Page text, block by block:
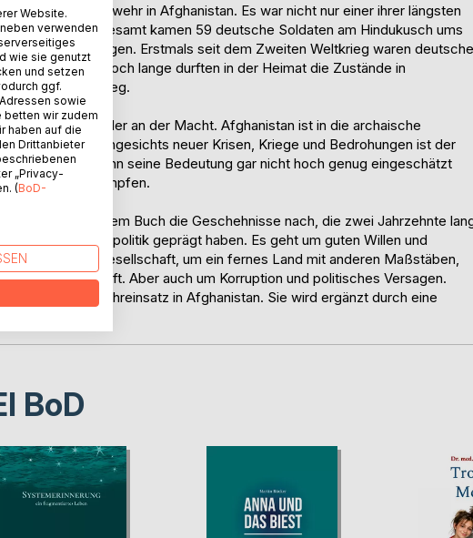
war die Bundeswehr in Afghanistan. Es war nicht nur einer ihrer längsten
Insgesamt kamen 59 deutsche Soldaten am Hindukusch ums
bei Anschlägen. Erstmals seit dem Zweiten Weltkrieg waren deutsche
verwickelt. Doch lange durften in der Heimat die Zustände in
sie waren: Krieg.
sind wieder an der Macht. Afghanistan ist in die archaische
ist. Angesichts neuer Krisen, Kriege und Bedrohungen ist der
Dabei kann seine Bedeutung gar nicht hoch genug eingeschätzt
gelernt zu kämpfen.
zeichnet in diesem Buch die Geschehnisse nach, die zwei Jahrzehnte
Sicherheitspolitik geprägt haben. Es geht um guten Willen und
fremdartige Gesellschaft, um ein fernes Land mit anderen Maßstäben,
Kameradschaft. Aber auch um Korruption und politisches Versagen.
den Bundeswehreinsatz in Afghanistan. Sie wird ergänzt durch eine
BoD
Website.
verwenden
wie sie genutzt
und setzen
ggf.
sowie
betten wir zudem
haben auf die
Drittanbieter
„Privacy-
(BoD-